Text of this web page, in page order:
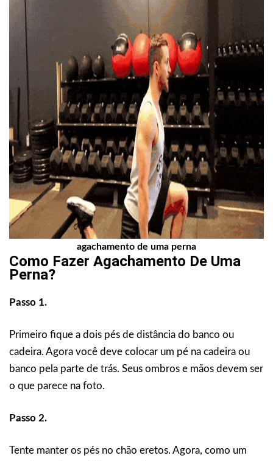
agachamento de uma perna
Como Fazer Agachamento De Uma
Perna?
Passo 1.
Primeiro fique a dois pés de distância do banco ou
cadeira. Agora você deve colocar um pé na cadeira ou
banco pela parte de trás. Seus ombros e mãos devem ser
o que parece na foto.
Passo 2.
Tente manter os pés no chão eretos. Agora, como um